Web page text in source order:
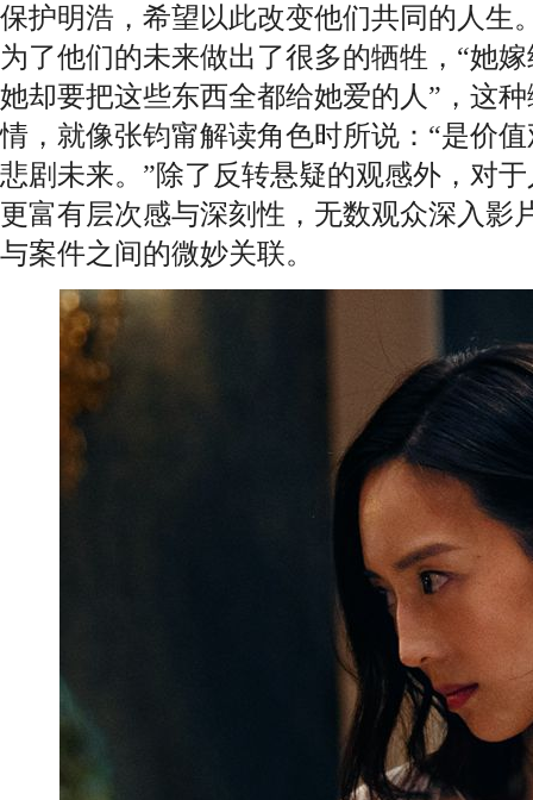
保护明浩，希望以此改变他们共同的人生
为了他们的未来做出了很多的牺牲，“她
她却要把这些东西全都给她爱的人”，这
情，就像张钧甯解读角色时所说：“是价
悲剧未来。”除了反转悬疑的观感外，对
更富有层次感与深刻性，无数观众深入影
与案件之间的微妙关联。